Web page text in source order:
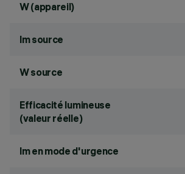
W (appareil)
lm source
W source
Efficacité lumineuse
(valeur réelle)
lm en mode d'urgence